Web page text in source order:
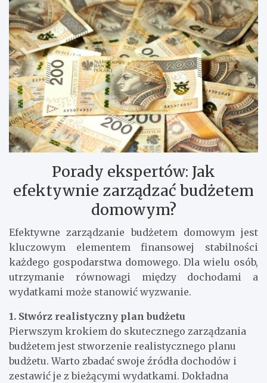
Porady ekspertów: Jak
efektywnie zarządzać budżetem
domowym?
Efektywne zarządzanie budżetem domowym jest
kluczowym elementem finansowej stabilności
każdego gospodarstwa domowego. Dla wielu osób,
utrzymanie równowagi między dochodami a
wydatkami może stanowić wyzwanie.
1. Stwórz realistyczny plan budżetu
Pierwszym krokiem do skutecznego zarządzania
budżetem jest stworzenie realistycznego planu
budżetu. Warto zbadać swoje źródła dochodów i
zestawić je z bieżącymi wydatkami. Dokładna